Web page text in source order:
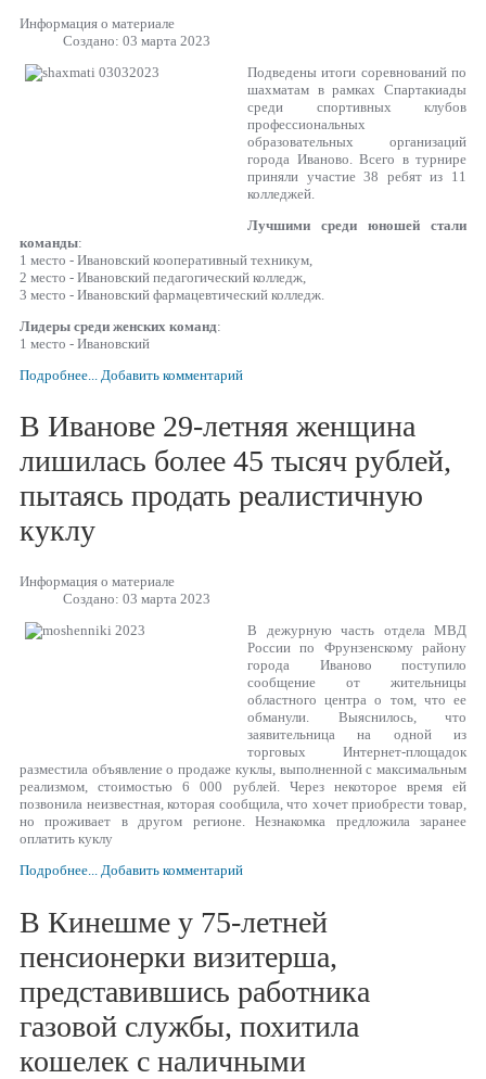
Информация о материале
Создано: 03 марта 2023
Подведены итоги соревнований по
шахматам в рамках Спартакиады
среди спортивных клубов
профессиональных
образовательных организаций
города Иваново. Всего в турнире
приняли участие 38 ребят из 11
колледжей.
Лучшими среди юношей стали
команды:
1 место - Ивановский кооперативный техникум,
2 место - Ивановский педагогический колледж,
3 место - Ивановский фармацевтический колледж.
Лидеры среди женских команд:
1 место - Ивановский
Подробнее...
Добавить комментарий
В Иванове 29-летняя женщина
лишилась более 45 тысяч рублей,
пытаясь продать реалистичную
куклу
Информация о материале
Создано: 03 марта 2023
В дежурную часть отдела МВД
России по Фрунзенскому району
города Иваново поступило
сообщение от жительницы
областного центра о том, что ее
обманули. Выяснилось, что
заявительница на одной из
торговых Интернет-площадок
разместила объявление о продаже куклы, выполненной с максимальным
реализмом, стоимостью 6 000 рублей. Через некоторое время ей
позвонила неизвестная, которая сообщила, что хочет приобрести товар,
но проживает в другом регионе. Незнакомка предложила заранее
оплатить куклу
Подробнее... Добавить комментарий
В Кинешме у 75-летней
пенсионерки визитерша,
представившись работника
газовой службы, похитила
кошелек с наличными